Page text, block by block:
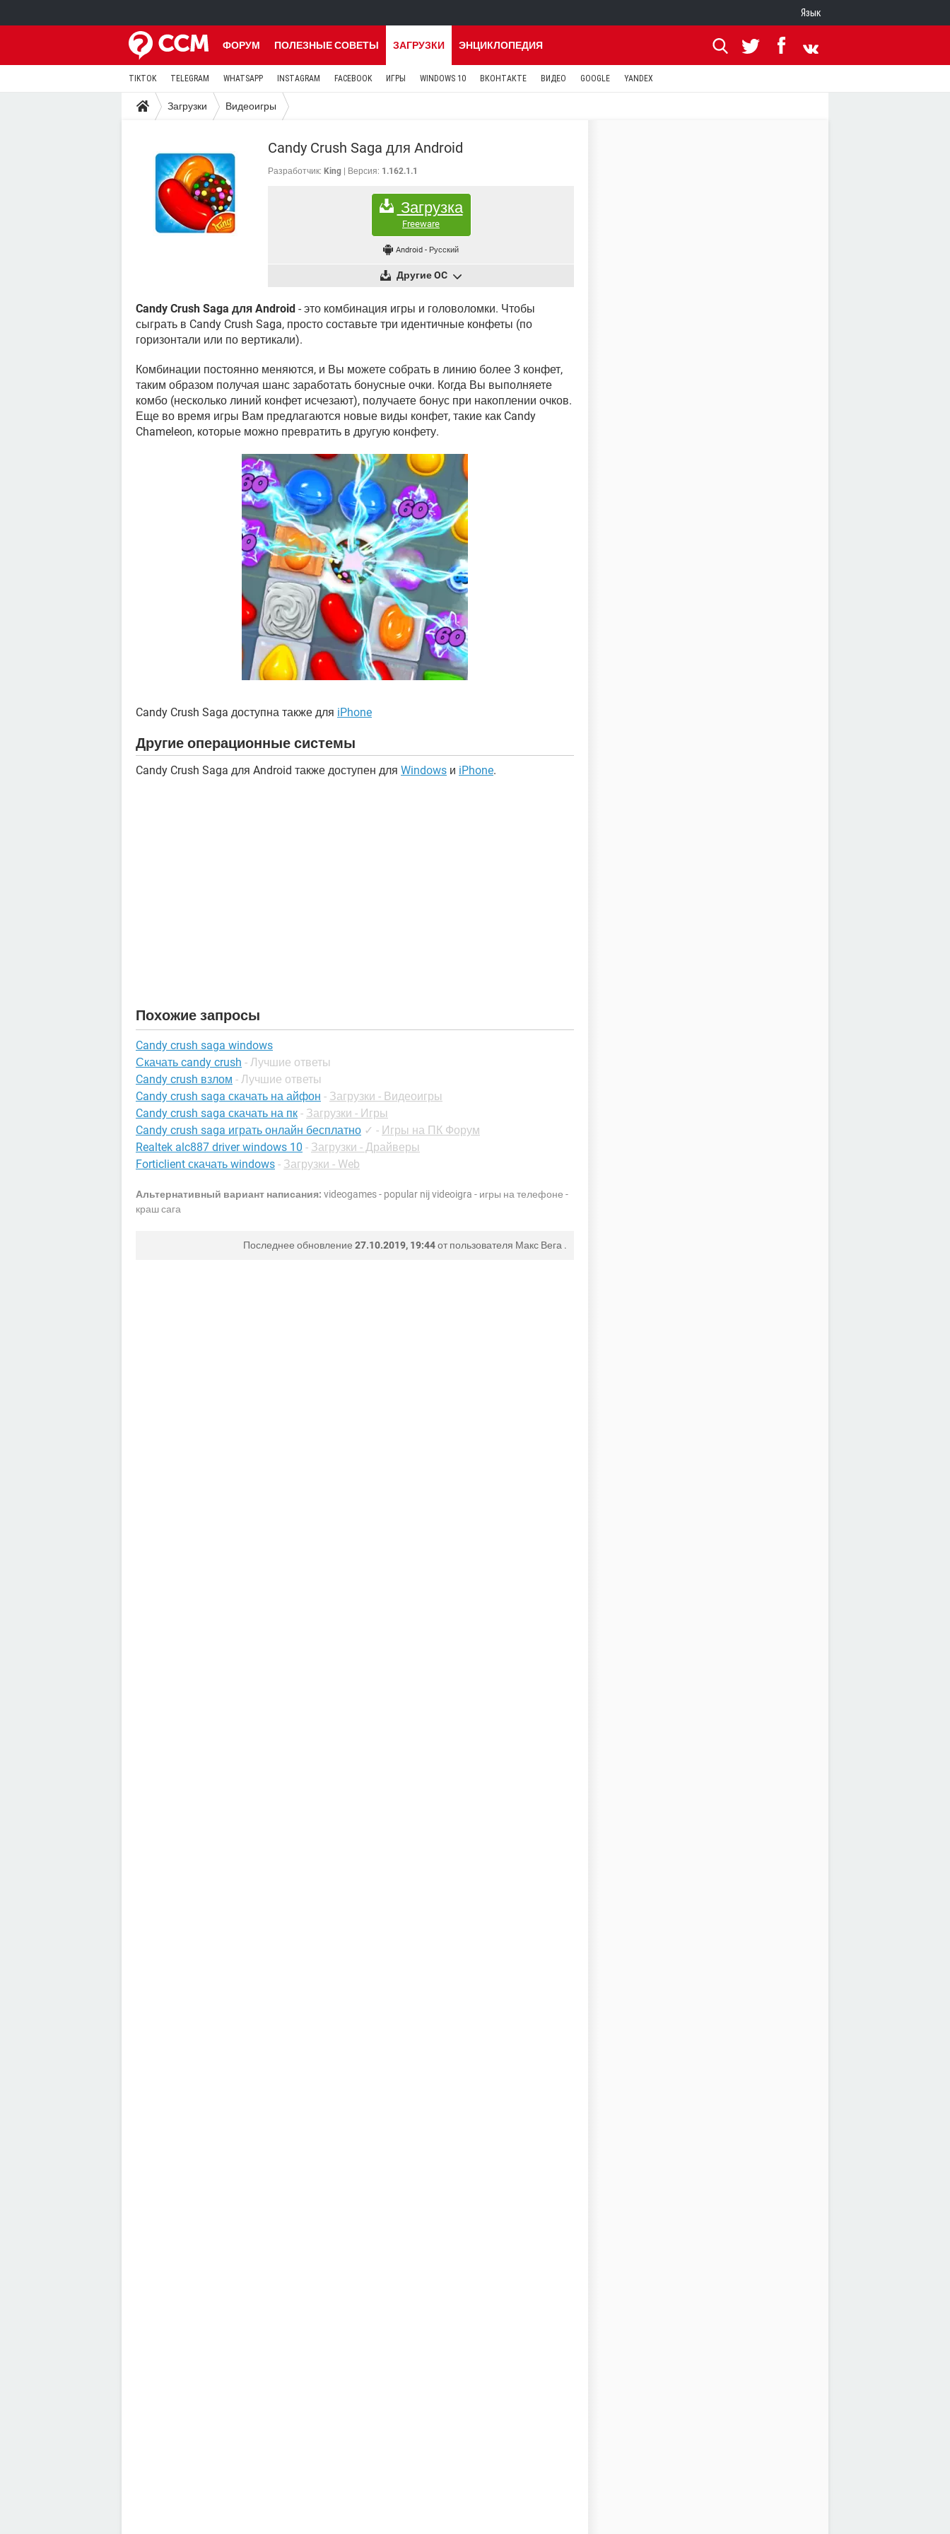
Язык
ФОРУМ ПОЛЕЗНЫЕ СОВЕТЫ ЗАГРУЗКИ ЭНЦИКЛОПЕДИЯ
TIKTOK TELEGRAM WHATSAPP INSTAGRAM FACEBOOK ИГРЫ WINDOWS 10 ВКОНТАКТЕ ВИДЕО GOOGLE YANDEX
Загрузки Видеоигры
Candy Crush Saga для Android
Разработчик: King Версия: 1.162.1.1
Загрузка
Freeware
Android - Русский
Другие OC
Candy Crush Saga для Android - это комбинация игры и головоломки. Чтобы
сыграть в Candy Crush Saga, просто составьте три идентичные конфеты (по
горизонтали или по вертикали).
Комбинации постоянно меняются, и Вы можете собрать в линию более 3 конфет,
таким образом получая шанс заработать бонусные очки. Когда Вы выполняете
комбо (несколько линий конфет исчезают), получаете бонус при накоплении очков.
Еще во время игры Вам предлагаются новые виды конфет, такие как Candy
Chameleon, которые можно превратить в другую конфету.
Candy Crush Saga доступна также для iPhone
Другие операционные системы
Candy Crush Saga для Android также доступен для Windows и iPhone.
Похожие запросы
Candy crush saga windows
Скачать candy crush - Лучшие ответы
Candy crush взлом - Лучшие ответы
Candy crush saga скачать на айфон - Загрузки - Видеоигры
Candy crush saga скачать на пк - Загрузки - Игры
Candy crush saga играть онлайн бесплатно ✓ - Игры на ПК Форум
Realtek alc887 driver windows 10 - Загрузки - Драйверы
Forticlient скачать windows - Загрузки - Web
Альтернативный вариант написания: videogames - popular nij videoigra - игры на телефоне -
краш сага
Последнее обновление 27.10.2019, 19:44от пользователя Макс Вега .